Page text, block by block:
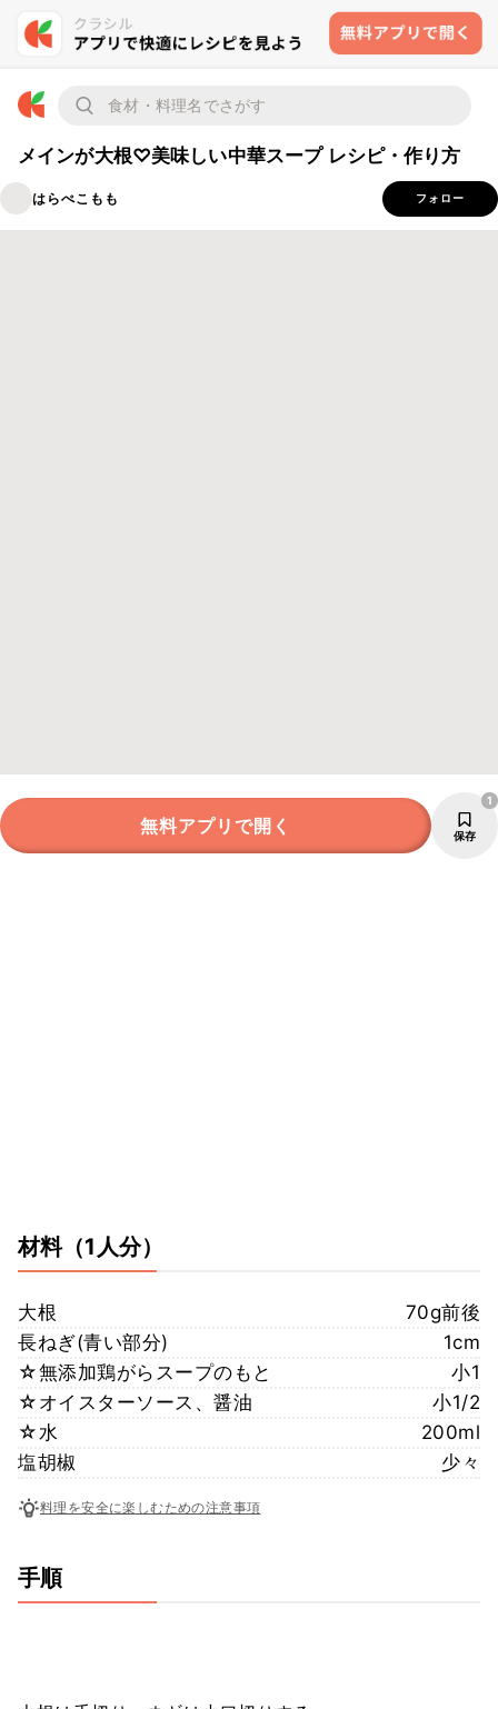
メインが大根♡美味しい中華スープ レシピ・作り方
はらぺこもも フォロー
無料アプリで開く 保存
1
材料（1人分）
大根
70g前後
長ねぎ(青い部分)
1cm
☆無添加鶏がらスープのもと
小1
☆オイスターソース、醤油
小1/2
☆水
200ml
塩胡椒
少々
料理を安全に楽しむための注意事項
手順